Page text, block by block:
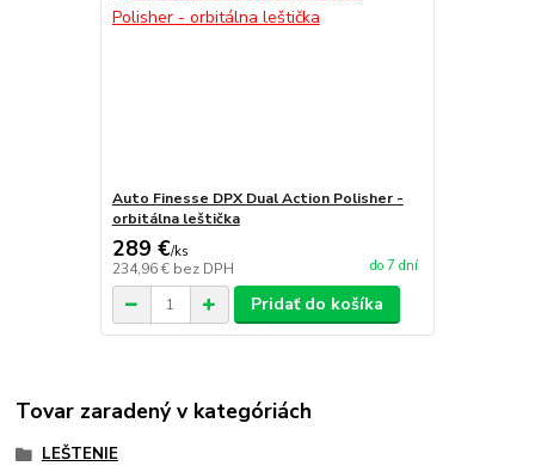
Auto Finesse DPX Dual Action Polisher -
orbitálna leštička
289 €/ks
234,96 € bez DPH do 7 dní
Pridať do košíka
Tovar zaradený v kategóriách
LEŠTENIE